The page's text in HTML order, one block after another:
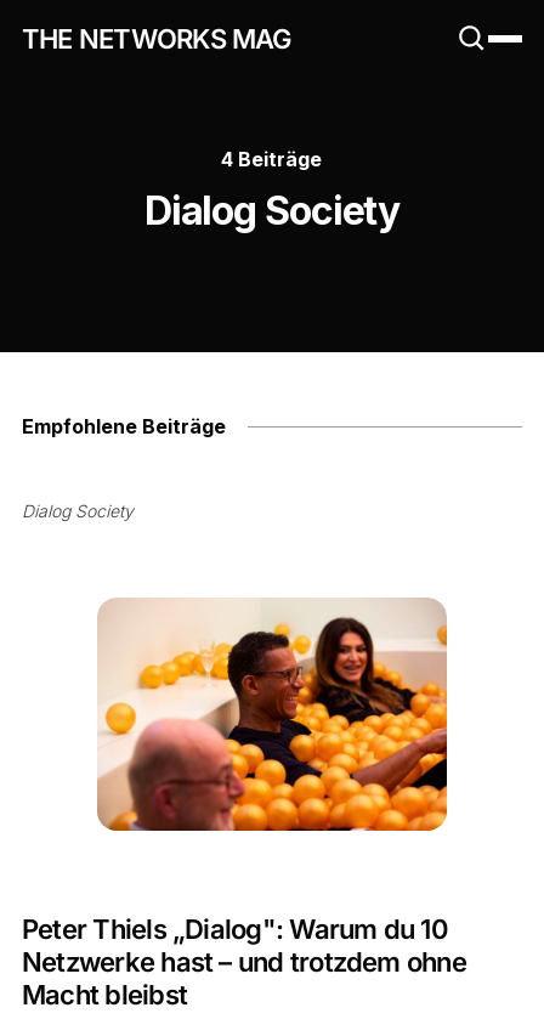
THE NETWORKS MAG
4 Beiträge
Dialog Society
Empfohlene Beiträge
Dialog Society
Peter Thiels „Dialog": Warum du 10
Netzwerke hast – und trotzdem ohne
Macht bleibst